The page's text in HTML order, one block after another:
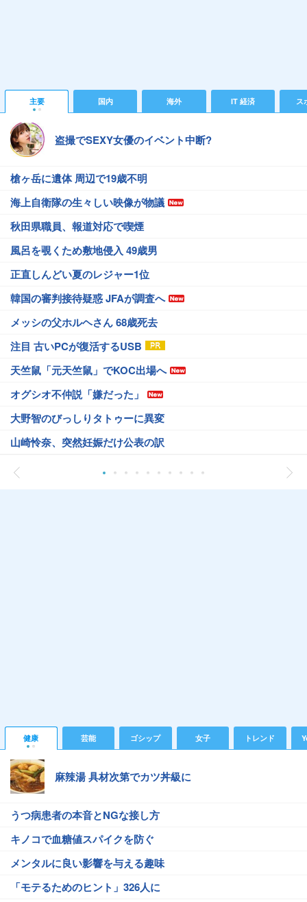
主要 国内 海外 IT 経済 ス
盗撮でSEXY女優のイベント中断?
槍ヶ岳に遺体 周辺で19歳不明
海上自衛隊の生々しい映像が物議
秋田県職員、報道対応で喫煙
風呂を覗くため敷地侵入 49歳男
正直しんどい夏のレジャー1位
韓国の審判接待疑惑 JFAが調査へ
メッシの父ホルヘさん 68歳死去
注目 古いPCが復活するUSB
天竺鼠「元天竺鼠」でKOC出場へ
オグシオ不仲説「嫌だった」
大野智のびっしりタトゥーに異変
山崎怜奈、突然妊娠だけ公表の訳
健康 芸能 ゴシップ 女子 トレンド
麻辣湯 具材次第でカツ丼級に
うつ病患者の本音とNGな接し方
キノコで血糖値スパイクを防ぐ
メンタルに良い影響を与える趣味
「モテるためのヒント」326人に